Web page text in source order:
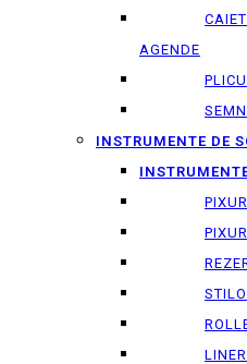
AGENDE
INSTRUMENTE DE